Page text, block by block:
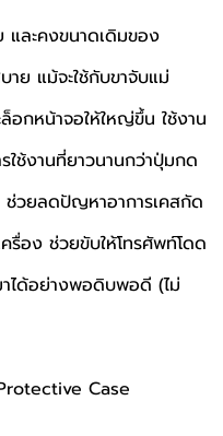
และคงขนาดเดิมของ
ย แม้จะใช้กับขาจับแม่
อกหน้าจอให้ใหญ่ขึ้น ใช้งาน
ใช้งานที่ยาวนานกว่าปุ่มกด
วยลดปัญหาอาการเคสกัด
รื่อง ช่วยขับให้โทรศัพท์โดด
าได้อย่างพอดิบพอดี (ไม่
Case